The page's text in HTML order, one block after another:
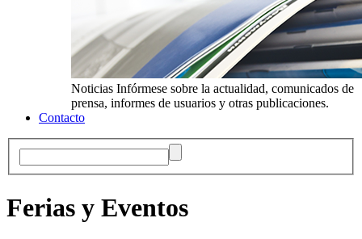
Noticias Infórmese sobre la actualidad, comunicados de
prensa, informes de usuarios y otras publicaciones.
Contacto
Ferias y Eventos